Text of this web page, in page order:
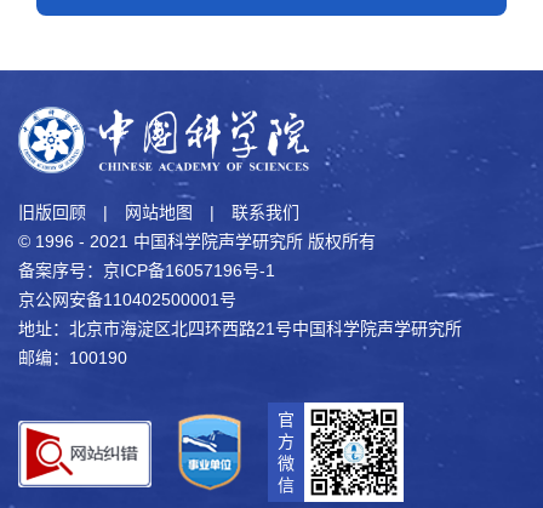
旧版回顾 | 网站地图 |
联系我们
© 1996 - 2021 中国科学院声学研究所 版权所有
备案序号：京ICP备16057196号-1
京公网安备110402500001号
地址：北京市海淀区北四环西路21号中国科学院声学研究所
邮编：100190
官
方
微
信